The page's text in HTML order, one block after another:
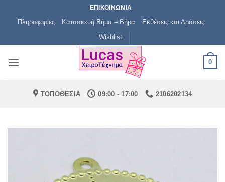
ΕΠΙΚΟΙΝΩΝΙΑ
Πληροφορίες Κατασκευή Βήμα – Βήμα
Εκθέσεις και Δράσεις
Wishlist
0
ΤΟΠΟΘΕΣΙΑ 09:00 - 17:00 2106202134